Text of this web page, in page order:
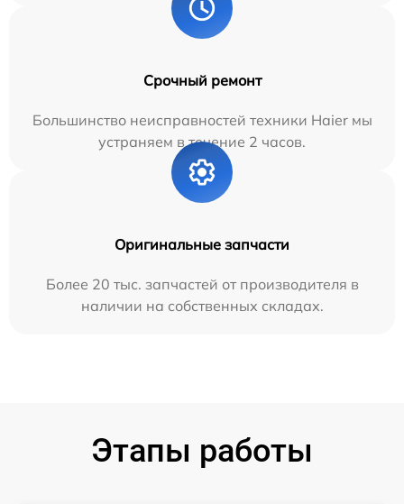
Срочный ремонт
Большинство неисправностей техники Haier мы
устраняем в течение 2 часов.
Оригинальные запчасти
Более 20 тыс. запчастей от производителя в
наличии на собственных складах.
Этапы работы